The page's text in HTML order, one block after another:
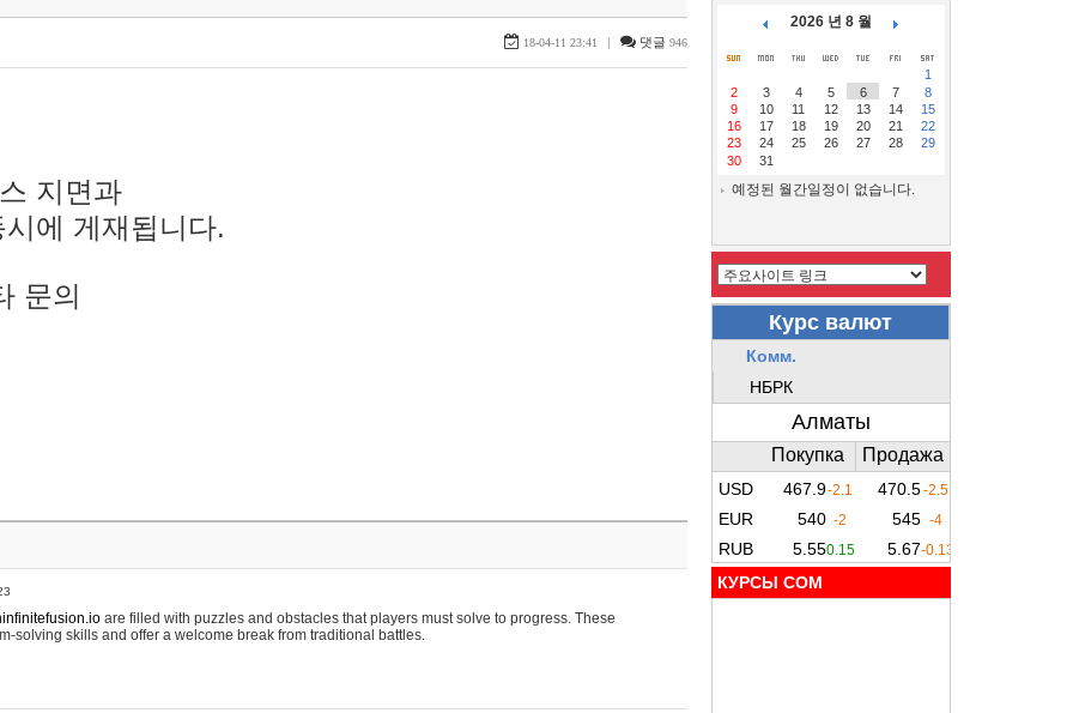
18-04-11 23:41 | 댓글 946
지면과
에 게재됩니다.
문의
are filled with puzzles and obstacles that players must solve to progress. These
solving skills and offer a welcome break from traditional battles.
2026 년 8 월
1
2
3 4 5 6 7
8
9
10 11 12 13 14
15
16
17 18 19 20 21
22
23
24 25 26 27 28
29
30
31
예정된 월간일정이 없습니다.
КУРСЫ COM